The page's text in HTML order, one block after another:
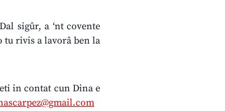
sigûr, a ‘nt covente
tu rivis a lavorâ ben la
in contat cun Dina e